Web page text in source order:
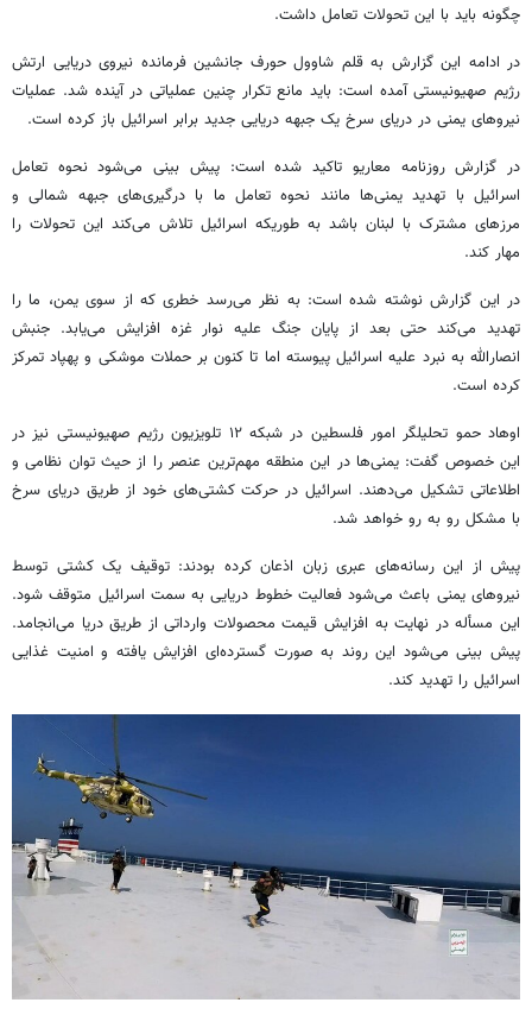
چگونه باید با این تحولات تعامل داشت.
در ادامه این گزارش به قلم شاوول حورف جانشین فرمانده نیروی دریایی ارتش
رژیم صهیونیستی آمده است: باید مانع تکرار چنین عملیاتی در آینده شد. عملیات
نیروهای یمنی در دریای سرخ یک جبهه دریایی جدید برابر اسرائیل باز کرده است.
در گزارش روزنامه معاریو تاکید شده است: پیش بینی می‌شود نحوه تعامل
اسرائیل با تهدید یمنی‌ها مانند نحوه تعامل ما با درگیری‌های جبهه شمالی و
مرزهای مشترک با لبنان باشد به طوریکه اسرائیل تلاش می‌کند این تحولات را
مهار کند.
در این گزارش نوشته شده است: به نظر می‌رسد خطری که از سوی یمن، ما را
تهدید می‌کند حتی بعد از پایان جنگ علیه نوار غزه افزایش می‌یابد. جنبش
انصارالله به نبرد علیه اسرائیل پیوسته اما تا کنون بر حملات موشکی و پهپاد تمرکز
کرده است.
اوهاد حمو
تحلیلگر امور فلسطین در شبکه ۱۲ تلویزیون رژیم صهیونیستی نیز در
این خصوص گفت: یمنی‌ها در این منطقه مهم‌ترین عنصر را از حیث توان نظامی و
اطلاعاتی تشکیل می‌دهند. اسرائیل در حرکت کشتی‌های خود از طریق دریای سرخ
با مشکل رو به رو خواهد شد.
پیش از این رسانه‌های عبری زبان اذعان کرده بودند: توقیف یک کشتی توسط
نیروهای یمنی باعث می‌شود فعالیت خطوط دریایی به سمت اسرائیل متوقف شود.
این مسألهدر نهایت به افزایش قیمت محصولات وارداتی از طریق دریا می‌انجامد.
پیش بینی می‌شود این روند به صورت گسترده‌ای افزایش یافته و امنیت غذایی
اسرائیل را تهدید کند.